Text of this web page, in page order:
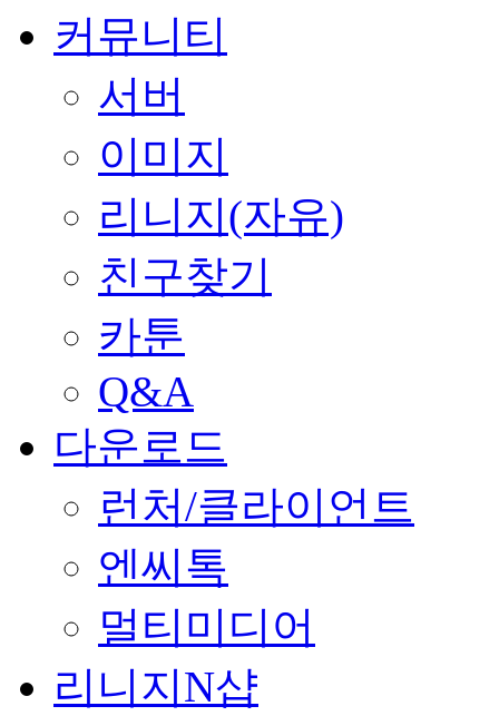
커뮤니티
서버
이미지
리니지(자유)
친구찾기
카툰
Q&A
다운로드
런처/클라이언트
엔씨톡
멀티미디어
리니지N샵